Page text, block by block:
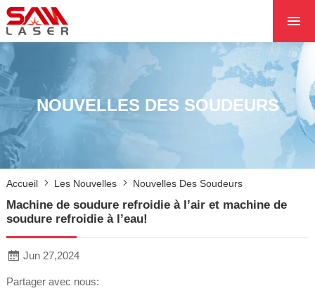
À PROPOS DE
PRODUITS
LES PROJETS
LES NOUVELLES
NOUVELLES DES SOUDEURS
Accueil Les Nouvelles Nouvelles Des Soudeurs
Machine de soudure refroidie à l’air et machine de
soudure refroidie à l’eau!
Jun 27,2024
Partager avec nous: